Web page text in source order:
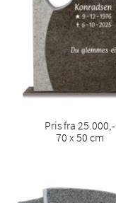
Pris fra 25.000,-
70 x 50 cm